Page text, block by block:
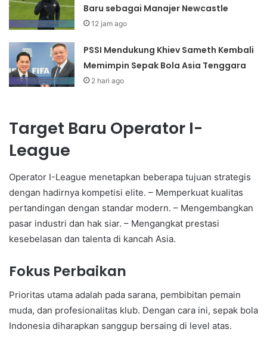
Baru sebagai Manajer Newcastle
12 jam ago
PSSI Mendukung Khiev Sameth Kembali
Memimpin Sepak Bola Asia Tenggara
2 hari ago
Target Baru Operator I-
League
Operator I-League menetapkan beberapa tujuan strategis
dengan hadirnya kompetisi elite. – Memperkuat kualitas
pertandingan dengan standar modern. – Mengembangkan
pasar industri dan hak siar. – Mengangkat prestasi
kesebelasan dan talenta di kancah Asia.
Fokus Perbaikan
Prioritas utama adalah pada sarana, pembibitan pemain
muda, dan profesionalitas klub. Dengan cara ini, sepak bola
Indonesia diharapkan sanggup bersaing di level atas.